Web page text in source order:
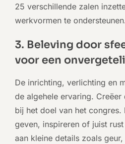
25 verschillende zalen
werkvormen te
3. Beleving door
voor een
De inrichting, verlichting en
de algehele ervaring. Creëer
bij het doel van het congres.
geven, inspireren of juist
aan kleine details zoals